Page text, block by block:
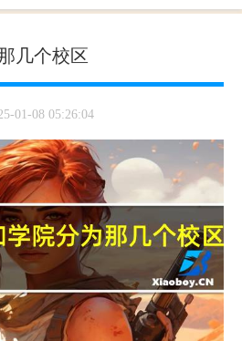
几个校区
01-08 05:26:04